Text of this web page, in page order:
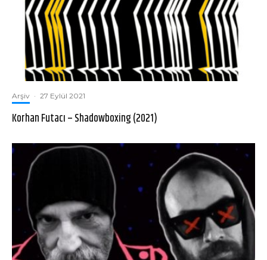
Arşiv · 27 Eylül 2021
Korhan Futacı – Shadowboxing (2021)